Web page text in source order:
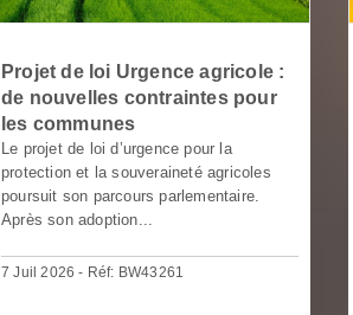
Projet de loi Urgence agricole :
de nouvelles contraintes pour
les communes
Le projet de loi d’urgence pour la
protection et la souveraineté agricoles
poursuit son parcours parlementaire.
Après son adoption...
7 Juil 2026 - Réf: BW43261